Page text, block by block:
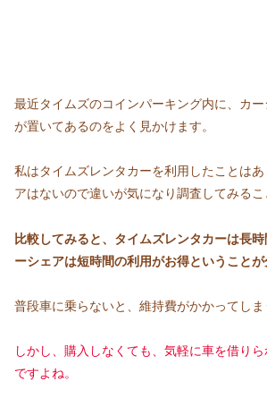
最近タイムズのコインパーキング内に、カ
が置いてあるのをよく見かけます。
私はタイムズレンタカーを利用したことは
アはないので違いが気になり調査してみるこ
比較してみると、タイムズレンタカーは長
ーシェアは短時間の利用がお得ということ
普段車に乗らないと、維持費がかかってしま
しかし、 購入しなくても、気軽に車を借り
ですよね。